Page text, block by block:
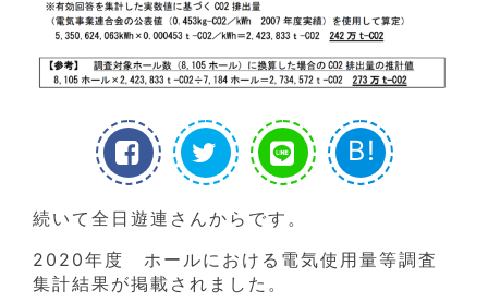
B!
続いて全日遊連さんからです。
2020年度 ホールにおける電気使用量等調査
集計結果が掲載されました。